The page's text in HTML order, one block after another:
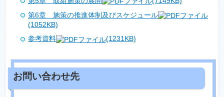
第6章 施策の推進体制及びスケジュール
(1052KB)
参考資料
(1231KB)